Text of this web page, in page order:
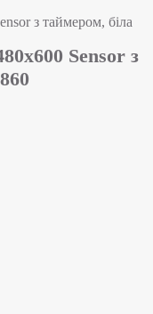
з таймером, біла
Sensor з